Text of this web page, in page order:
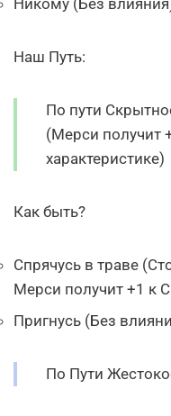
Наш Путь:
По пути
(Мерси получит
характеристике)
Как быть?
Спрячусь в траве
Мерси получит +1 к
Пригнусь (Без
По Пути